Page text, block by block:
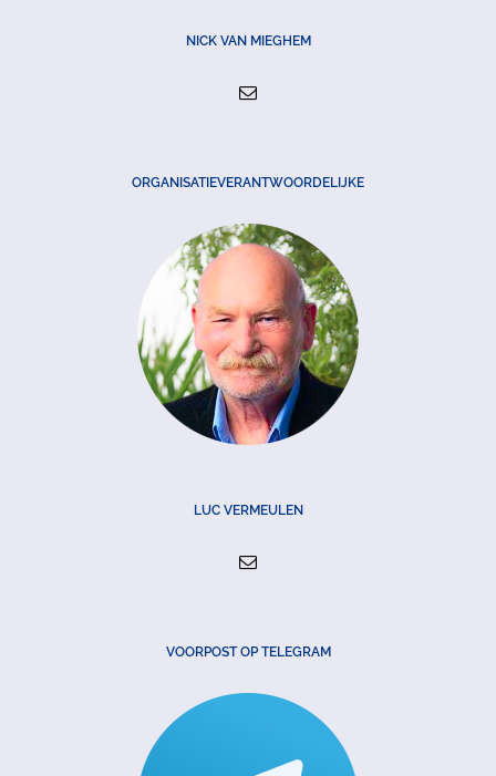
NICK VAN MIEGHEM
ORGANISATIEVERANTWOORDELIJKE
LUC VERMEULEN
VOORPOST OP TELEGRAM